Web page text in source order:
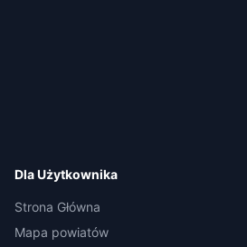
Dla Użytkownika
Strona Główna
Mapa powiatów